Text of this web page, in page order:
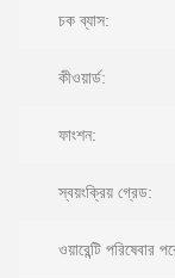
চক ব্যাস:
কীওয়ার্ড:
ফাংশন:
স্বয়ংক্রিয় গ্রেড:
ওয়ারেন্টি পরিষেবার